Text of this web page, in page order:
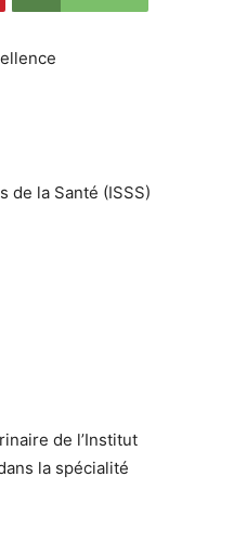
de la Santé (ISSS)
de l’Institut
la spécialité